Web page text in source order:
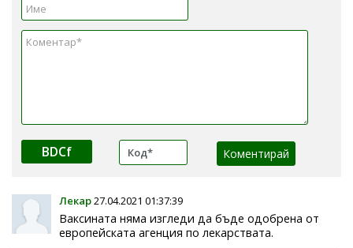
BDCf
Лекар27.04.2021 01:37:39
Ваксината няма изгледи да бъде одобрена от
европейската агенция по лекарствата.